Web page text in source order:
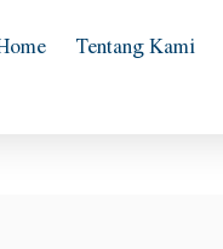
Tentang Kami